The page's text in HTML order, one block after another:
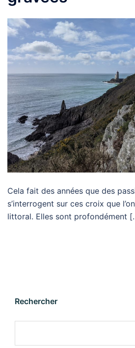
Cela fait des années que des
s’interrogent sur ces croix que
littoral. Elles sont profondément
Rechercher